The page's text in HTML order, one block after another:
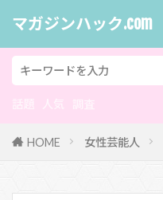
マガジンハック.com
HOME 女性芸能人